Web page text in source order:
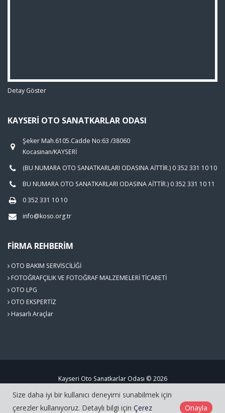
Detay Göster
KAYSERI OTO SANATKARLAR ODASI
Şeker Mah.6105.Cadde No:63 /38060
Kocasinan/KAYSERİ
(BU NUMARA OTO SANATKARLARI ODASINA AİTTİR.) 0 352 331 10 10
BU NUMARA OTO SANATKARLARI ODASINA AİTTİR.) 0 352 331 10 11
0 352 331 10 10
info@koso.org.tr
FIRMA REHBERIM
OTO BAKIM SERVİSCİLİĞİ
FOTOĞRAFÇILIK VE FOTOĞRAF MALZEMELERİ TİCARETİ
OTO LPG
OTO EKSPERTİZ
Hasarlı Araçlar
Kayseri Oto Sanatkarlar Odası © 2026
Çerez Politikası
Size daha iyi bir kullanıcı deneyimi sunabilmek için
çerezler kullanıyoruz. Detaylı bilgi için Çerez Onayla